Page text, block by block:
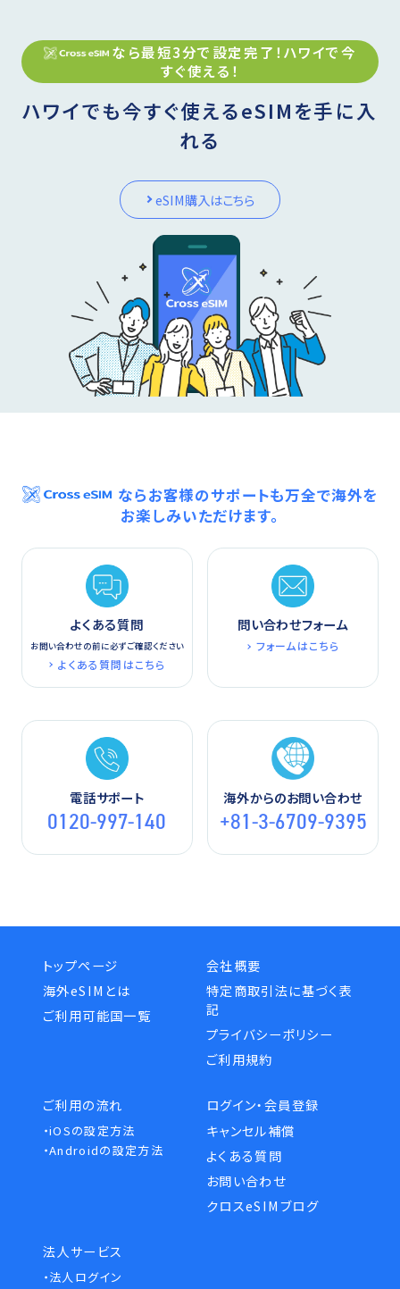
なら最短3分で設定完了！ハワイで今
すぐ使える！
ハワイでも今すぐ使えるeSIMを手に入
れる
eSIM購入はこちら
ならお客様のサポートも万全で海外を
お楽しみいただけます。
よくある質問
お問い合わせの前に必ずご確認ください
よくある質問はこちら
問い合わせフォーム
フォームはこちら
電話サポート
0120-997-140
海外からのお問い合わせ
+81-3-6709-9395
トップページ
海外eSIMとは
ご利用可能国一覧
ご利用の流れ
・iOSの設定方法
・Androidの設定方法
法人サービス
・法人ログイン
会社概要
特定商取引法に基づく表
記
プライバシーポリシー
ご利用規約
ログイン・会員登録
キャンセル補償
よくある質問
お問い合わせ
クロスeSIMブログ